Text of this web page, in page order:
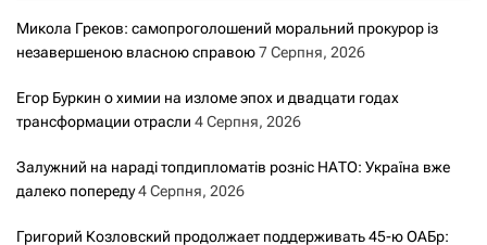
Микола Греков: самопроголошений моральний прокурор із
незавершеною власною справою7 Серпня, 2026
Егор Буркин о химии на изломе эпох и двадцати годах
трансформации отрасли 4 Серпня, 2026
Залужний на нараді топдипломатів розніс НАТО: Україна вже
далеко попереду4 Серпня, 2026
Григорий Козловский продолжает поддерживать 45-ю ОАБр: